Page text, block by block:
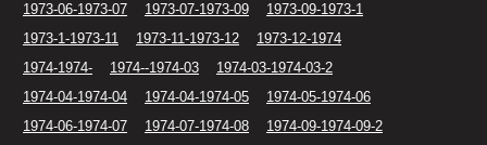
1973-06-1973-07
1973-07-1973-09
1973-09-1973-1
1973-1-1973-11
1973-11-1973-12
1973-12-1974
1974-1974-
1974--1974-03
1974-03-1974-03-2
1974-04-1974-04
1974-04-1974-05
1974-05-1974-06
1974-06-1974-07
1974-07-1974-08
1974-09-1974-09-2